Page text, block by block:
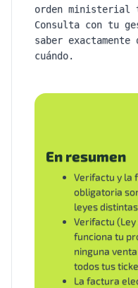
orden ministerial
Consulta con tu
saber
cuándo.
En resumen
Verifactu y la
obligatoria
leyes
Verifactu
funciona tu
ninguna
todos tus
La factura